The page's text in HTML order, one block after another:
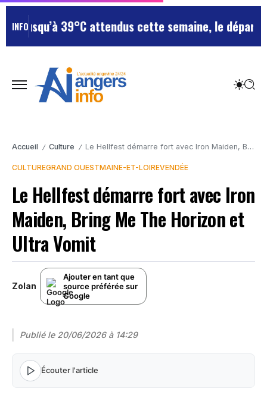
INFO39°C attendus cette semaine, le département
Accueil / Culture / Le Hellfest démarre fort avec Iron Maiden, Bring Me The Horizon et Ultra Vomit
CULTUREGRAND OUESTMAINE-ET-LOIREVENDÉE
Le Hellfest démarre fort avec Iron
Maiden, Bring Me The Horizon et
Ultra Vomit
Zolan
Ajouter en tant que
source préférée sur
Google
Publié le 20/06/2026 à 14:29
Écouter l'article